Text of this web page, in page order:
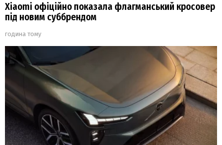
Xiaomi офіційно показала флагманський кросовер
під новим суббрендом
година тому